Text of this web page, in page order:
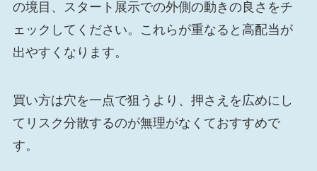
の境目、スタート展示での外側の動きの良さをチ
ェックしてください。これらが重なると高配当が
出やすくなります。
買い方は穴を一点で狙うより、押さえを広めにし
てリスク分散するのが無理がなくておすすめで
す。